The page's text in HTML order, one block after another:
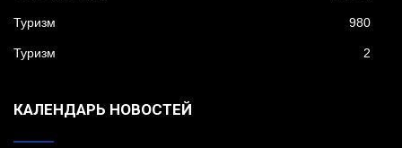
Туризм 980
Туризм 2
КАЛЕНДАРЬ НОВОСТЕЙ